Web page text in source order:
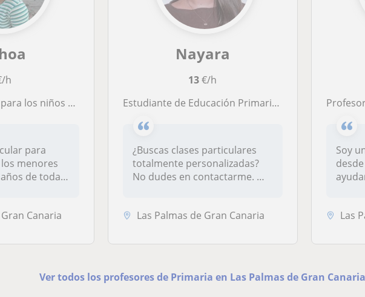
h
de la etapa Primaria
para
menores
de todas
Canaria
Nayara
13€/h
Estudiante de Educación Primaria en mi último año de universidad. Experiencia de 7 meses de prácticas y clases particulares.
¿Buscas clases particulares
totalmente personalizadas?
No dudes en contactarme. Me
Las Palmas de Gran Canaria
Profesora de primaria apta
Soy
Las
Ver todos los profesores de Primaria en Las Palmas de Gran Canaria